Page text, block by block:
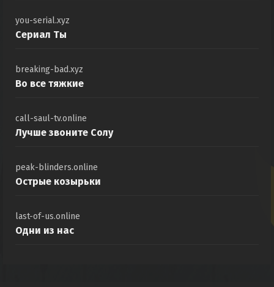
you-serial.xyz
Сериал Ты
breaking-bad.xyz
Во все тяжкие
call-saul-tv.online
Лучше звоните Солу
peak-blinders.online
Острые козырьки
last-of-us.online
Одни из нас